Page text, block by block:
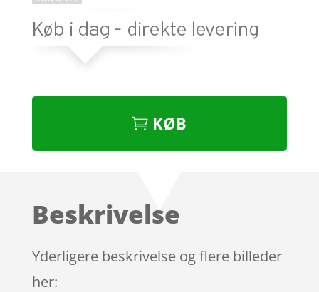
KØB
Beskrivelse
Yderligere beskrivelse og flere billeder
her: